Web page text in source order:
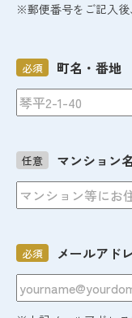
※郵便番号をご記入後
町名・番地
必須
マンション
任意
メールアド
必須